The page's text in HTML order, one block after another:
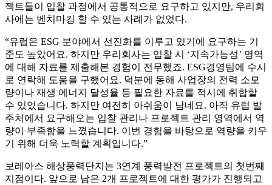
젝트들이 입찰 과정에서 공통적으로 요구하고 있지만, 우리회
사에는 벤치마킹 할 수 있는 사례가 없었다.
“유럽은 ESG 분야에서 선진화를 이루고 있기에 요구하는 기
준도 높았어요. 하지만 우리회사는 입찰 시 ‘지속가능성’ 영역
에 대해 자료를 제출해본 경험이 전무했죠. ESG경영팀에 수시
로 연락해 도움을 구했어요. 덕분에 동해 사업장의 전력 소모
량이나 재생 에너지 달성율 등 필요한 자료를 적시에 취합할
수 있었습니다. 하지만 여전히 아쉬움이 남네요. 아직 유럽 발
주처에서 요구해오는 입찰 관리나 프로젝트 관리 영역에서 역
량이 부족함을 느꼈습니다. 이번 경험을 바탕으로 역량을 키우
기 위해 더욱 노력할 계획입니다.”
보레아스 해상풍력단지는 3연계 풍력발전 프로젝트의 첫번째
지점이다. 앞으로 남은 2개 프로젝트에 대한 평가가 진행되고